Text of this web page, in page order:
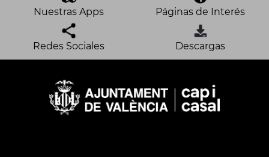
Nuestras Apps Páginas de Interés
Redes Sociales Descargas